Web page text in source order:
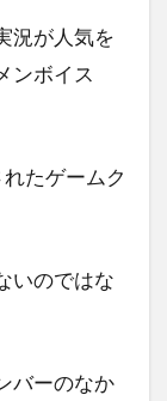
況が人気を
ンボイス
たゲームク
いのではな
バーのなか